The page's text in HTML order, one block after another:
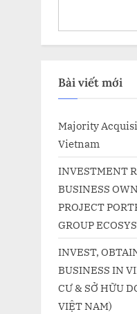
Bài viết mới
Majority
Vietnam
INVESTMENT
BUSINESS
PROJECT
GROUP
INVEST,
BUSINESS IN
CƯ & SỞ HỮU
VIỆT NAM)